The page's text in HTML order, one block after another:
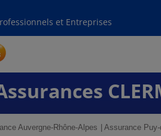
et Entreprises
Auvergne-Rhône-Alpes Assurance Puy-